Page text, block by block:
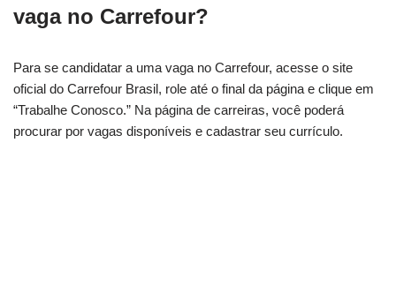
vaga no Carrefour?
Para se candidatar a uma vaga no Carrefour, acesse o site
oficial do Carrefour Brasil, role até o final da página e clique em
“Trabalhe Conosco.” Na página de carreiras, você poderá
procurar por vagas disponíveis e cadastrar seu currículo.